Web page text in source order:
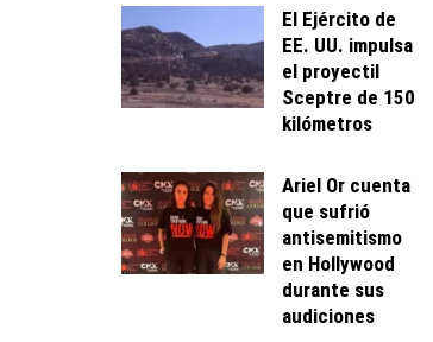
El Ejército de
EE. UU. impulsa
el proyectil
Sceptre de 150
kilómetros
Ariel Or cuenta
que sufrió
antisemitismo
en Hollywood
durante sus
audiciones